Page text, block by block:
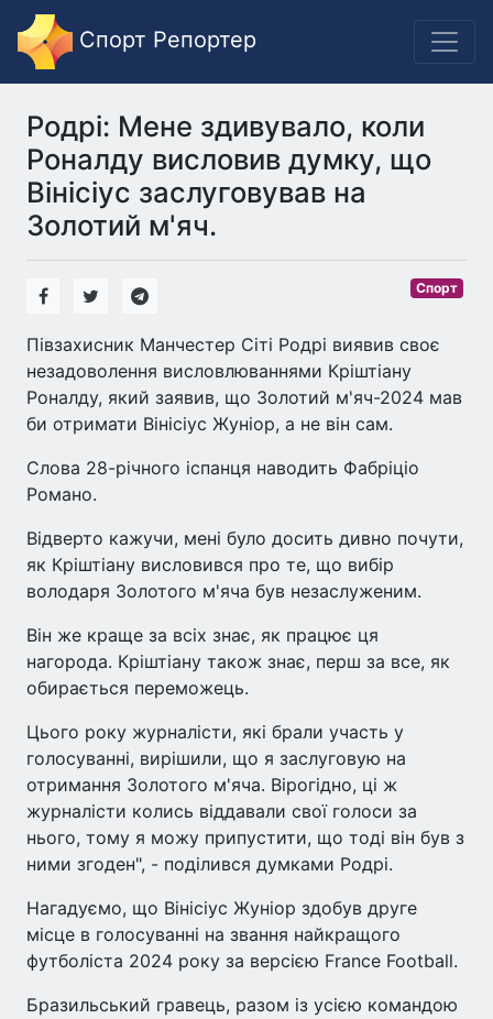
Спорт Репортер
Родрі: Мене здивувало, коли
Роналду висловив думку, що
Вінісіус заслуговував на
Золотий м'яч.
Спорт
Півзахисник Манчестер Сіті Родрі виявив своє
незадоволення висловлюваннями Кріштіану
Роналду, який заявив, що Золотий м'яч-2024 мав
би отримати Вінісіус Жуніор, а не він сам.
Слова 28-річного іспанця наводить Фабріціо
Романо.
Відверто кажучи, мені було досить дивно почути,
як Кріштіану висловився про те, що вибір
володаря Золотого м'яча був незаслуженим.
Він же краще за всіх знає, як працює ця
нагорода. Кріштіану також знає, перш за все, як
обирається переможець.
Цього року журналісти, які брали участь у
голосуванні, вирішили, що я заслуговую на
отримання Золотого м'яча. Вірогідно, ці ж
журналісти колись віддавали свої голоси за
нього, тому я можу припустити, що тоді він був з
ними згоден", - поділився думками Родрі.
Нагадуємо, що Вінісіус Жуніор здобув друге
місце в голосуванні на звання найкращого
футболіста 2024 року за версією France Football.
Бразильський гравець, разом із усією командою